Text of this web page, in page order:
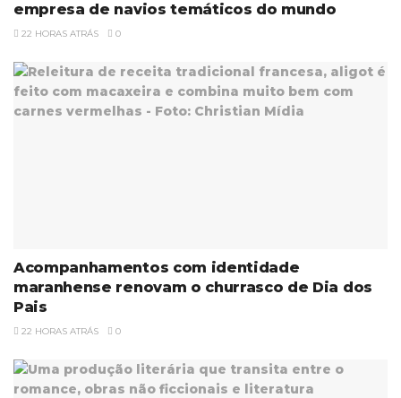
empresa de navios temáticos do mundo
22 HORAS ATRÁS 0
Acompanhamentos com identidade
maranhense renovam o churrasco de Dia dos
Pais
22 HORAS ATRÁS 0